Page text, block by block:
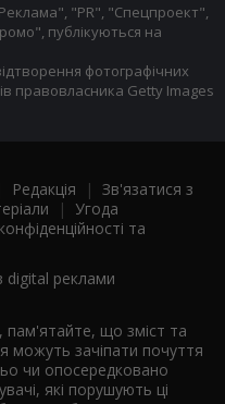
"PR", "Спецпроект",
публікуються на
фотографічних
правовласника Getty Images
Редакція | Зв'язатися з
| Угода
та
digital реклами
що зміст та
можуть зачіпати почуття
чи опосередковано
які порушують ці